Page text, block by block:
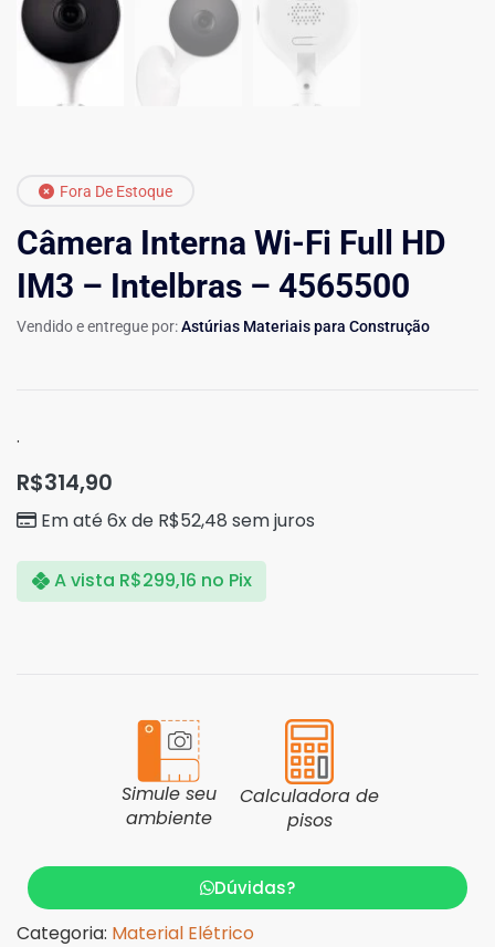
Fora De Estoque
Câmera Interna Wi-Fi Full HD
IM3 – Intelbras – 4565500
Vendido e entregue por:Astúrias Materiais para Construção
.
R$314,90
Em até 6x de R$52,48 sem juros
A vista R$299,16 no Pix
Simule seu
ambiente
Calculadora de
pisos
Dúvidas?
Categoria: Material Elétrico